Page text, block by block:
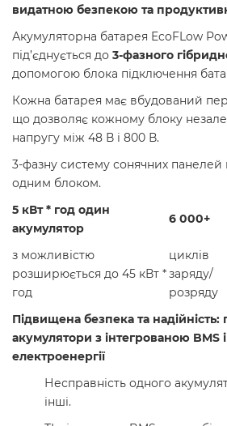
видатною безпекою та
Акумуляторна батарея EcoFLow
під’єднується до 3-фазного
допомогою блока підключення
Кожна батарея має вбудований
що дозволяє кожному блоку
напругу між 48 В і 800 В.
3-фазну систему сонячних панелей
одним блоком.
5 кВт * год один
акумулятор
6 000+
з можливістю
розширюється до 45 кВт *
год
циклів
заряду/
розряду
Підвищена безпека та надійність:
акумулятори з інтегрованою BMS
електроенергії
Несправність одного
інші.